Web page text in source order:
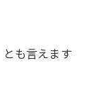
も言えます